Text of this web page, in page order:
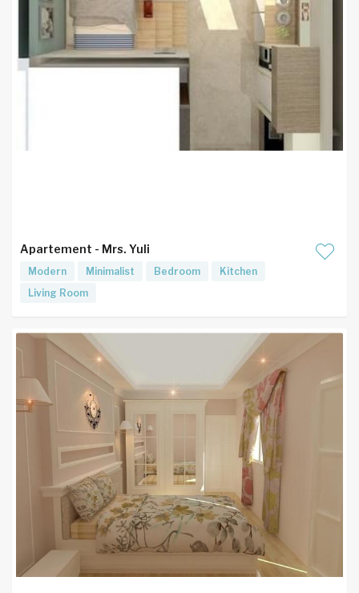
Apartement - Mrs. Yuli
Modern Minimalist Bedroom
Kitchen
Living Room